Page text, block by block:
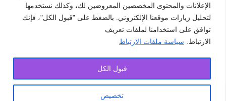
الإعلانات والمحتوى المخصصين المعروضين لك، وكذلك نستخدمها
لتحليل زيارات موقعنا الإلكتروني. بالضغط على "قبول الكل"، فإنك
توافق على استخدامنا لملفات تعريف
الارتباط.
سياسة ملفات الارتباط
تخصيص
قبول الكل
النمودج
#عقود #عقود بيع كراء عمل تسيير